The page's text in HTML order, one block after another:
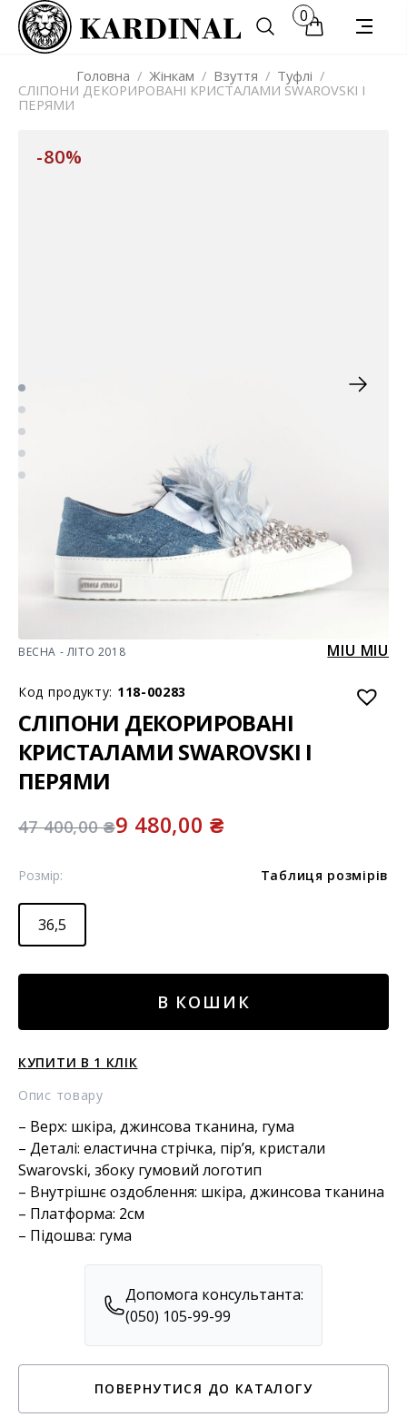
0
Головна / Жінкам / Взуття / Туфлі /
СЛІПОНИ ДЕКОРИРОВАНІ КРИСТАЛАМИ SWAROVSKI І
ПЕРЯМИ
-80%
ВЕСНА - ЛІТО 2018 MIU MIU
Код продукту: 118-00283
СЛІПОНИ ДЕКОРИРОВАНІ
КРИСТАЛАМИ SWAROVSKI І
ПЕРЯМИ
47 400,00₴9 480,00₴
Розмір: Таблиця розмірів
36,5
КРИСТАЛАМИ
І
ПЕРЯМИ
В КОШИК
КУПИТИ В 1 КЛІК
Опис товару
– Верх: шкіра, джинсова тканина, гума
– Деталі: еластична стрічка, пір’я, кристали
Swarovski, збоку гумовий логотип
– Внутрішнє оздоблення: шкіра, джинсова тканина
– Платформа: 2см
– Підошва: гума
Допомога консультанта:
(050) 105-99-99
ПОВЕРНУТИСЯ ДО КАТАЛОГУ